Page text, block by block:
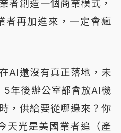
者創造一個商業模式，
者再加進來，一定會瘋
AI還沒有真正落地，未
5年後辦公室都會放AI機
，供給要從哪邊來？你
天光是美國業者追（產